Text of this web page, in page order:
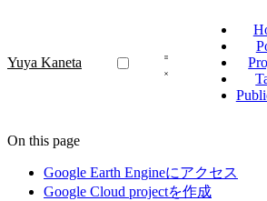
Yuya Kaneta
On this page
Google Earth Engineにアクセス
Google Cloud projectを作成